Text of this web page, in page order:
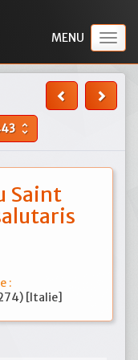
unfold_more
Saint
:
[Italie]